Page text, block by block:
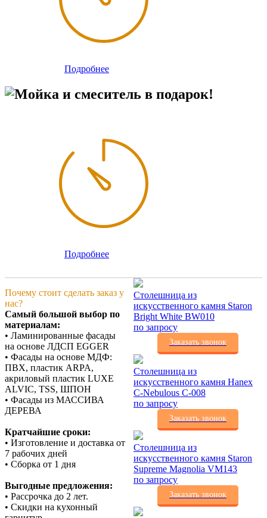
Подробнее
Мойка и смеситель в подарок!
Подробнее
Почему стоит сделать заказ у
нас?
Самый большой выбор по
материалам:
• Ламинированные фасады
на основе ЛДСП EGGER
• Фасады на основе МДФ:
ПВХ, пластик ARPA,
акриловый пластик LUXE
ALVIC, TSS, ШПОН
• Фасады из МАССИВА
ДЕРЕВА
Кратчайшие сроки:
• Изготовление и доставка от
7 рабочих дней
• Сборка от 1 дня
Выгодные предложения:
• Рассрочка до 2 лет.
• Скидки на кухонный
Столешница из
искусственного камня Staron
Bright White BW010
по запросу
Заказать звонок
Столешница из
искусственного камня Hanex
C-Nebulous C-008
по запросу
Заказать звонок
Столешница из
искусственного камня Staron
Supreme Magnolia VM143
по запросу
Заказать звонок